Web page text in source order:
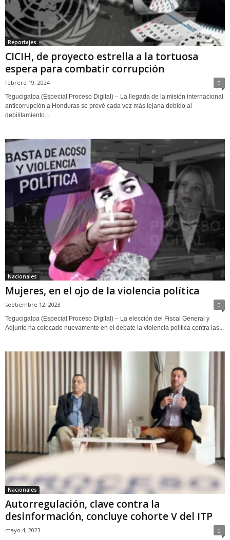
Reportajes
CICIH, de proyecto estrella a la tortuosa
espera para combatir corrupción
febrero 19, 2024 0
Tegucigalpa (Especial Proceso Digital) – La llegada de la misión internacional
anticorrupción a Honduras se prevé cada vez más lejana debido al
debilitamiento...
Nacionales
Mujeres, en el ojo de la violencia política
septiembre 12, 2023 0
Tegucigalpa (Especial Proceso Digital) – La elección del Fiscal General y
Adjunto ha colocado nuevamente en el debate la violencia política contra las...
Nacionales
Autorregulación, clave contra la
desinformación, concluye cohorte V del ITP
mayo 4, 2023 0